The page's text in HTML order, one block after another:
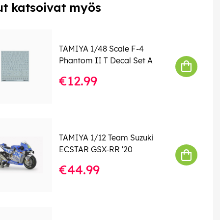
katsoivat myös
TAMIYA 1/48 Scale F-4
Phantom II T Decal Set A
€12.99
TAMIYA 1/12 Team Suzuki
ECSTAR GSX-RR '20
€44.99